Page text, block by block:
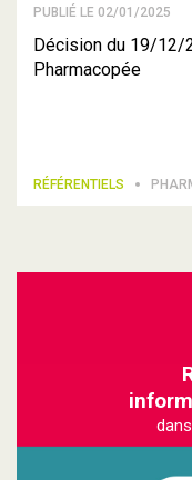
PUBLIÉ LE 02/01/2025
Décision du 19/12/
Pharmacopée
RÉFÉRENTIELS